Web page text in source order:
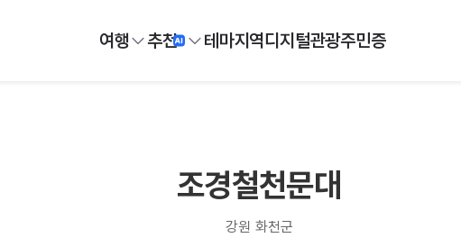
여행 추천 테마지역디지털관광주민증
조경철천문대
강원 화천군